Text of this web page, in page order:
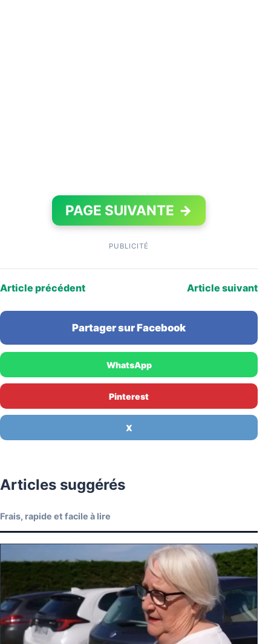
PAGE SUIVANTE →
PUBLICITÉ
Article précédent Article suivant
Partager sur Facebook
WhatsApp
Pinterest
X
Articles suggérés
Frais, rapide et facile à lire